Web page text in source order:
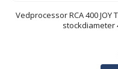
Vedprocessor RCA 400
stockdiameter